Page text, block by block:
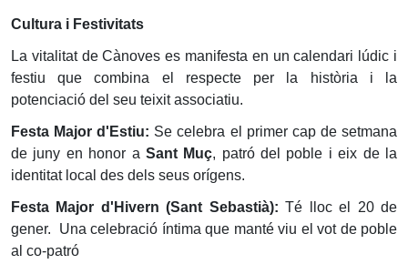
Cultura i Festivitats
La vitalitat de Cànoves es manifesta en un calendari lúdic i
festiu que combina el respecte per la història i la
potenciació del seu teixit associatiu.
Festa Major d'Estiu: Se celebra el primer cap de setmana
de juny en honor a Sant Muç, patró del poble i eix de la
identitat local des dels seus orígens.
Festa Major d'Hivern (Sant Sebastià): Té lloc el 20 de
gener. Una celebració íntima que manté viu el vot de poble
al co-patró